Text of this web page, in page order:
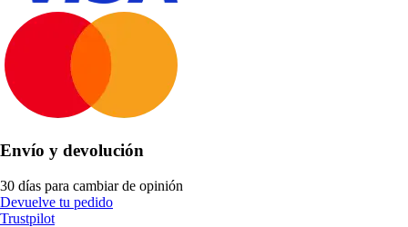
Envío y devolución
30 días para cambiar de opinión
Devuelve tu pedido
Trustpilot